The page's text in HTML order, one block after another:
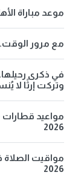
موعد مباراة
مع مرور
في ذكرى
وتركت إرثًا لا
2026
2026